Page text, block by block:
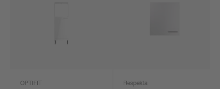
OPTIFIT Respekta